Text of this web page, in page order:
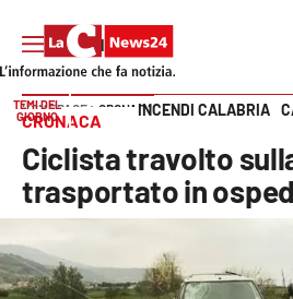
Politica
Vai
TEMI DEL
GIORNO
INCENDI CALABRIA
HOME PAGE CRONACA
CRONACA
Ciclista travolto
trasportato in